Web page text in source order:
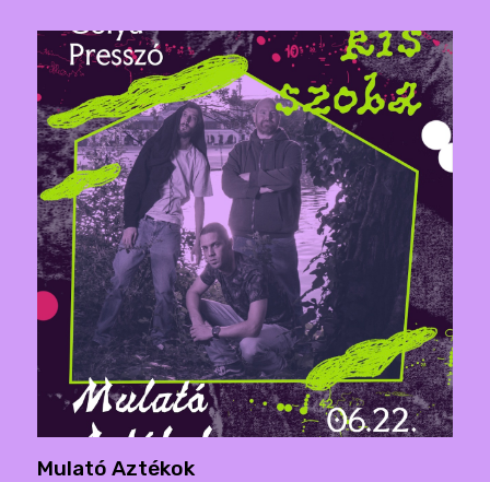
Mulató Aztékok